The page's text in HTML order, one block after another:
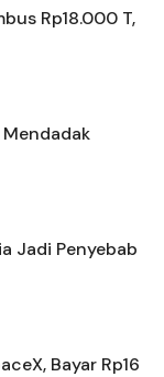
Rp18.000 T,
Jadi Penyebab
Bayar Rp16